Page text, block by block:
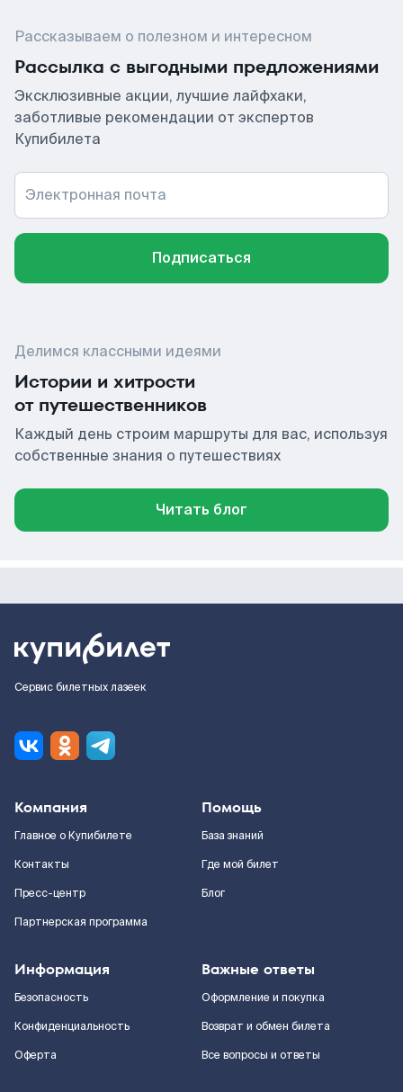
Рассказываем о полезном и интересном
Рассылка с выгодными предложениями
Эксклюзивные акции, лучшие лайфхаки,
заботливые рекомендации от экспертов
Купибилета
Электронная почта
Подписаться
Делимся классными идеями
Истории и хитрости
от путешественников
Каждый день строим маршруты для вас, используя
собственные знания о путешествиях
Читать блог
Сервис билетных лазеек
Компания
Главное о Купибилете
Контакты
Пресс-центр
Партнерская программа
Помощь
База знаний
Где мой билет
Блог
Информация
Безопасность
Конфиденциальность
Оферта
Важные ответы
Оформление и покупка
Возврат и обмен билета
Все вопросы и ответы